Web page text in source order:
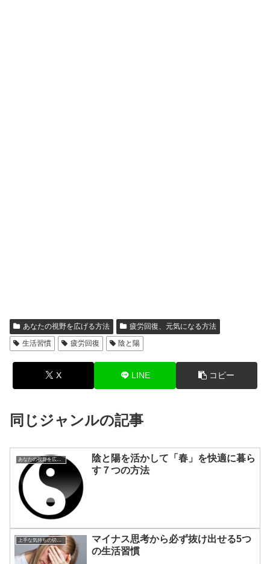
あなたの視野を広げる方法
疲労回復、元気になる方法
生活習慣
疲労回復 陰と陽
X LINE コピー
同じジャンルの記事
あなたの視野を広げる方法
陰と陽を活かして「春」を快適に暮ら
す７つの方法
上手な気持ちの切り替えかた
マイナス思考から必ず抜け出せる5つ
の生活習慣